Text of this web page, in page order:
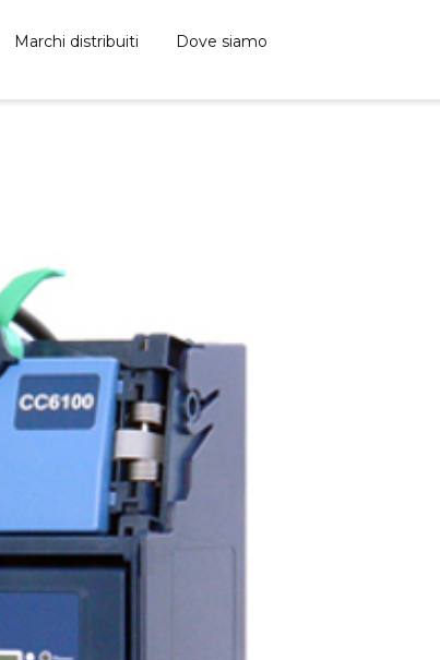
Marchi distribuiti Dove siamo
elettromedicale, parking,